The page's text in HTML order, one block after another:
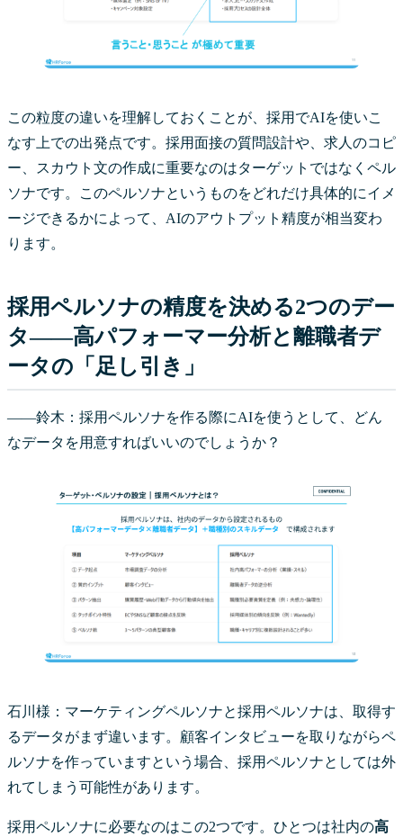
この粒度の違いを理解しておくことが、採用でAIを使いこ
なす上での出発点です。採用面接の質問設計や、求人のコピ
ー、スカウト文の作成に重要なのはターゲットではなくペル
ソナです。このペルソナというものをどれだけ具体的にイメ
ージできるかによって、AIのアウトプット精度が相当変わ
ります。
採用ペルソナの精度を決める2つのデー
タ——高パフォーマー分析と離職者デ
ータの「足し引き」
――鈴木：採用ペルソナを作る際にAIを使うとして、どん
なデータを用意すればいいのでしょうか？
石川様：マーケティングペルソナと採用ペルソナは、取得す
るデータがまず違います。顧客インタビューを取りながらペ
ルソナを作っていますという場合、採用ペルソナとしては外
れてしまう可能性があります。
採用ペルソナに必要なのはこの2つです。ひとつは社内の高